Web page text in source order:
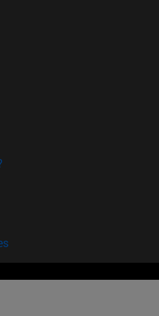
en nueva ventana)
en nueva ventana)